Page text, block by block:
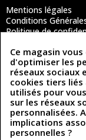
Mentions légales
Conditions
Politique de
Contactez-nous
Coordonnées
493 Chemin de
81300 Graulhet
Ce magasin
d'optimiser les
réseaux sociaux
cookies tiers liés
utilisés pour
sur les réseaux
personnalisées.
implications
personnelles ?